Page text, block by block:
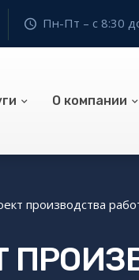
Пн-Пт – с 8:30
О компании
производства